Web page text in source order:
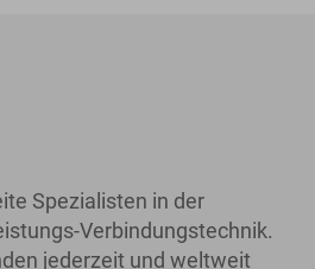
Spezialisten in der
Verbindungstechnik.
jederzeit und weltweit